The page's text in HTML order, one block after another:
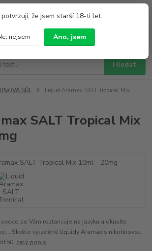
že jsem starší 18-ti let.
nejsem Ano, jsem
Hledat
- 14:00
SŮL
Liquid Aramax SALT Tropical Mix
SALT Tropical Mix
se Vám roztancuje na jazyku a okusíte
Skvěle vyladěné liquidy Aramax s nikotinovou
celý popis